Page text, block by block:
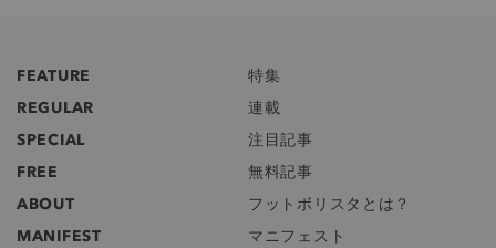
FEATURE
特集
REGULAR
連載
SPECIAL
注目記事
FREE
無料記事
ABOUT
フットボリスタとは？
MANIFEST
マニフェスト